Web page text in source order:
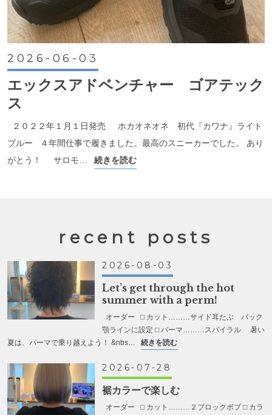
2026-06-03
エックスアドベンチャー ゴアテック
ス
２０２２年１月１日発売 ホカオネオネ 初代『カワナ』ライト
ブルー ４年間仕事で履きました。最高のスニーカーでした。 あり
がとう！ サロモ…
続きを読む
recent posts
2026-08-03
Let’s get through the hot
summer with a perm!
オーダー ⬜︎ カット………サイド耳たぶ バック
顎ラインに設定 ⬜︎ パーマ………スパイラル 暑い
夏は、パーマで乗り越えよう！ &nbs…
続きを読む
2026-07-28
裾カラーで楽しむ
オーダー ⬜︎ カット………２ブロックボブ ⬜︎ カラ